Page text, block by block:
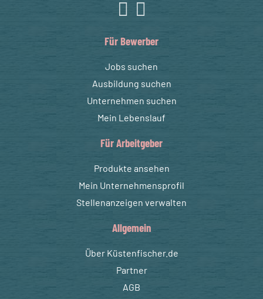
Für Bewerber
Jobs suchen
Ausbildung suchen
Unternehmen suchen
Mein Lebenslauf
Für Arbeitgeber
Produkte ansehen
Mein Unternehmensprofil
Stellenanzeigen verwalten
Allgemein
Über Küstenfischer.de
Partner
AGB